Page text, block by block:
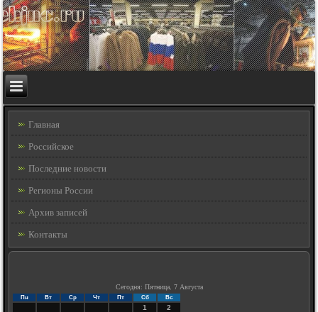
Главная
Российское
Последние новости
Регионы России
Архив записей
Контакты
Сегодня: Пятница, 7 Августа
Пн Вт Ср Чт Пт Сб Вс
1
2